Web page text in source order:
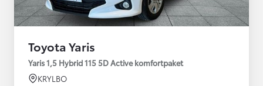
Toyota Yaris
Yaris 1,5 Hybrid 115 5D Active komfortpaket
KRYLBO